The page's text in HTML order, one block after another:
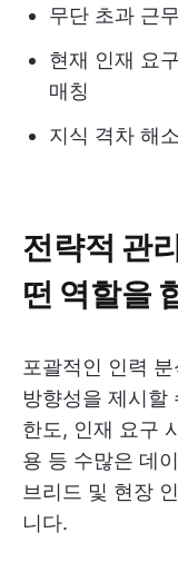
무단 초과 근
현재 인재 요
매칭
지식 격차 해
전략적 관
떤 역할을
포괄적인 인력
방향성을 제시할
한도, 인재 요구
용 등 수많은 데
브리드 및 현장
니다.